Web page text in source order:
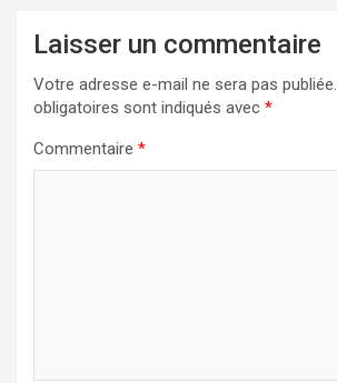
Laisser un commentaire
Votre adresse e-mail ne sera pas publiée.
obligatoires sont indiqués avec *
Commentaire *